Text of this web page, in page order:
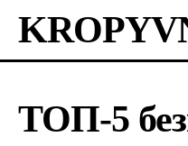
ТОП-5